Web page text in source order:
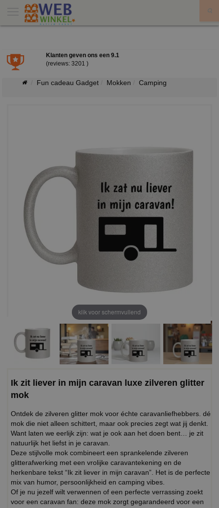
Klanten geven ons een 9.1
(reviews: 3201 )
Fun cadeau Gadget Mokken Camping
klik voor schermvullend
Ik zit liever in mijn caravan luxe zilveren glitter
mok
Ontdek de zilveren glitter mok voor échte caravanliefhebbers. dé
mok die niet alleen schittert, maar ook precies zegt wat jij denkt.
Want laten we eerlijk zijn: wat je ook aan het doen bent… je zit
natuurlijk het liefst in je caravan.
Deze stijlvolle mok combineert een sprankelende zilveren
glitterafwerking met een vrolijke caravantekening en de
herkenbare tekst “Ik zit liever in mijn caravan”. Het is de perfecte
mix van humor, persoonlijkheid en camping vibes.
Of je nu jezelf wilt verwennen of een perfecte verrassing zoekt
voor een caravan fan: deze mok zorgt gegarandeerd voor een